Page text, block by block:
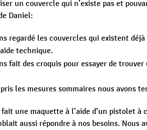
un couvercle qui n’existe pas et
Daniel:
regardé les couvercles qui existent
technique.
fait des croquis pour essayer de trouver
les mesures sommaires nous avons
fait une maquette à l’aide d’un pistolet à
aussi répondre à nos besoins. Nous